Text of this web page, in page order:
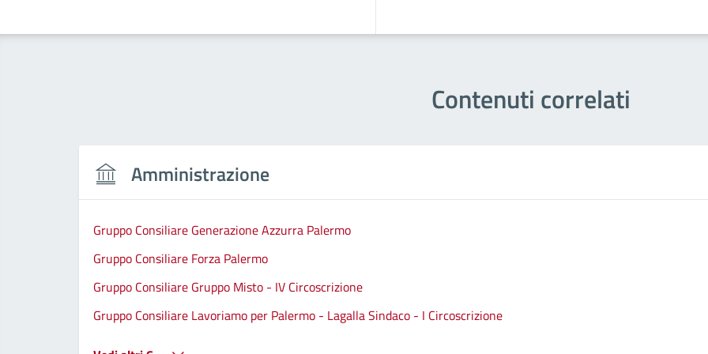
Contenuti correlati
Amministrazione
Gruppo Consiliare Generazione Azzurra Palermo
Gruppo Consiliare Forza Palermo
Gruppo Consiliare Gruppo Misto - IV Circoscrizione
Gruppo Consiliare Lavoriamo per Palermo - Lagalla Sindaco - I Circoscrizione